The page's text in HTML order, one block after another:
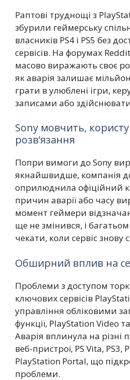
Раптові труднощі з
збурили геймерську
власників PS4 і PS5 без
сервісів. На форумах
масово виражають своє
як аварія залишає
грати в улюблені ігри,
записами або
Sony мовчить,
розв’язання
Попри вимоги до Sony
якнайшвидше, компанія
оприлюднила офіційний
причин аварії або часу
момент геймери
ще не змінився, і
чекати, коли сервіс знову
Обширний вплив на
Проблеми з доступом
ключових сервісів
управління обліковими
функції, PlayStation Video
Аварія вплинула на різні
веб-пристрої, PS Vita, PS3,
PlayStation Portal, що
проблеми.